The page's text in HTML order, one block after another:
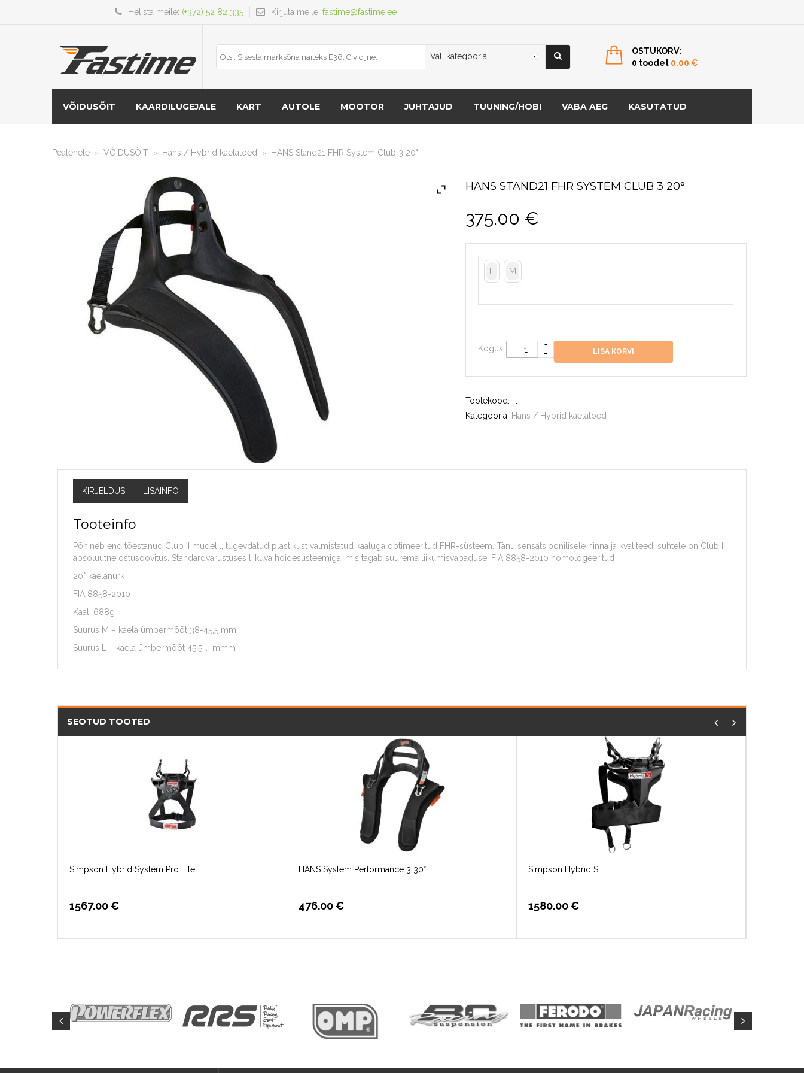
Kirjuta meile: fastime@fastime.ee
Helista meile: (+372) 52 82 335
OSTUKORV:
0 toodet 0.00 €
VÕIDUSÕIT KAARDILUGEJALE KART AUTOLE MOOTOR JUHTAJUD TUUNING/HOBI VABA AEG KASUTATUD
Pealehele > VÕIDUSÕIT > Hans / Hybrid kaelatoed > HANS Stand21 FHR System Club 3 20°
HANS STAND21 FHR SYSTEM CLUB 3 20°
375.00 €
M
Kogus LISA KORVI
Tootekood: -
Kategooria: Hans / Hybrid kaelatoed
KIRJELDUS LISAINFO
Tooteinfo
Põhineb end tõestanud Club II mudelil, tugevdatud plastikust valmistatud kaaluga optimeeritud FHR-süsteem. Tänu sensatsioonilisele hinna ja kvaliteedi suhtele on Club III
absoluutne ostusoovitus. Standardvarustuses liikuva hoidesüsteemiga, mis tagab suurema liikumisvabaduse. FIA 8858-2010 homologeeritud
20° kaelanurk
FIA 8858-2010
Kaal: 688g
Suurus M – kaela ümbermõõt 38-45,5 mm
Suurus L – kaela ümbermõõt 45,5-… mmm
SEOTUD TOOTED
Simpson Hybrid System Pro Lite
1567.00€
HANS System Performance 3 30°
476.00€
Simpson Hybrid S
1580.00€